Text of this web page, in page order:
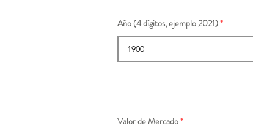
Año (4 dígitos, ejemplo 2021)
Valor de Mercado